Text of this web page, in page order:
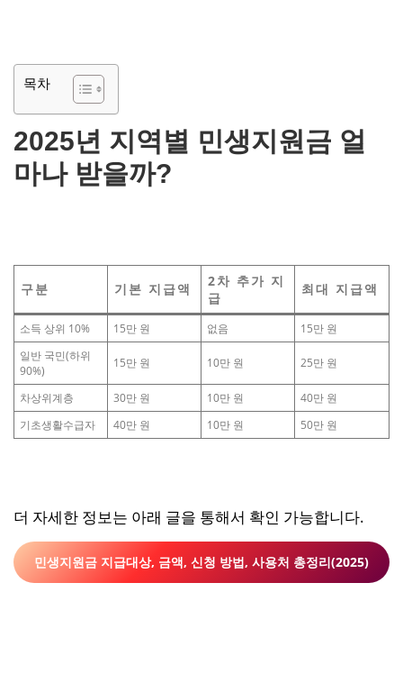
목차
2025년 지역별 민생지원금 얼
마나 받을까?
구분 기본 지급액
2차 추가 지
급
최대 지급액
소득 상위 10% 15만 원 없음
15만 원
일반 국민(하위
90%)
15만 원 10만 원 25만 원
차상위계층 30만 원 10만 원
40만 원
기초생활수급자
40만 원 10만 원 50만 원
더 자세한 정보는 아래 글을 통해서 확인 가능합니다.
민생지원금 지급대상, 금액, 신청 방법, 사용처 총정리(2025)